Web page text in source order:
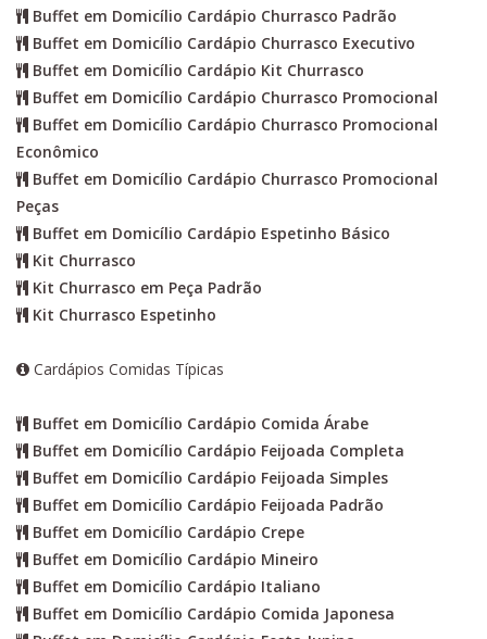
Buffet em Domicílio Cardápio Churrasco Padrão
Buffet em Domicílio Cardápio Churrasco Executivo
Buffet em Domicílio Cardápio Kit Churrasco
Buffet em Domicílio Cardápio Churrasco Promocional
Buffet em Domicílio Cardápio Churrasco Promocional
Econômico
Buffet em Domicílio Cardápio Churrasco Promocional
Peças
Buffet em Domicílio Cardápio Espetinho Básico
Kit Churrasco
Kit Churrasco em Peça Padrão
Kit Churrasco Espetinho
Cardápios Comidas Típicas
Buffet em Domicílio Cardápio Comida Árabe
Buffet em Domicílio Cardápio Feijoada Completa
Buffet em Domicílio Cardápio Feijoada Simples
Buffet em Domicílio Cardápio Feijoada Padrão
Buffet em Domicílio Cardápio Crepe
Buffet em Domicílio Cardápio Mineiro
Buffet em Domicílio Cardápio Italiano
Buffet em Domicílio Cardápio Comida Japonesa